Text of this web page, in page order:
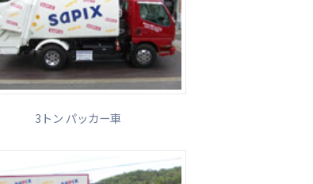
3トン パッカー車